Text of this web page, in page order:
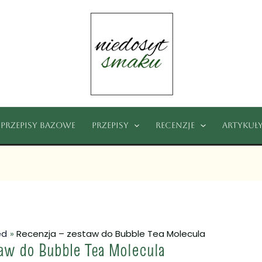
Przepisy bazowe Przepisy Recenzje Artykuły
Recenzja – zestaw do Bubble Tea Molecula
do Bubble Tea Molecula